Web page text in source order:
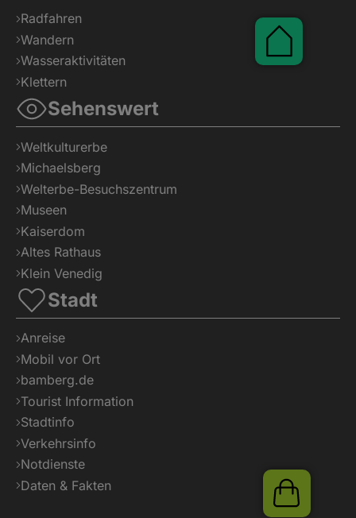
Radfahren
Wandern
Wasseraktivitäten
Klettern
Sehenswert
Weltkulturerbe
Michaelsberg
Welterbe-Besuchszentrum
Museen
Kaiserdom
Altes Rathaus
Klein Venedig
Stadt
Anreise
Mobil vor Ort
bamberg.de
Tourist Information
Stadtinfo
Verkehrsinfo
Notdienste
Daten & Fakten